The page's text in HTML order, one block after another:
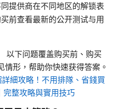
提供商在不同地区的解锁表
前查看最新的公开测试与用
以下问题覆盖购买前、购买
情形，帮助你快速获得答案。
細攻略！不用排隊、省錢買
整攻略與實用技巧